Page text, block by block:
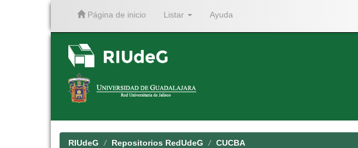
Página de inicio Listar Ayuda
RIUdeG Repositorios RedUdeG CUCBA